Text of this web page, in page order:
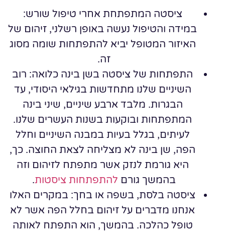
ציסטה המתפתחת אחרי טיפול שורש:
במידה והטיפול נעשה באופן רשלני, זיהום של
האיזור המטופל יביא להתפתחות שומה מסוג
זה.
התפתחות של ציסטה בשן בינה כלואה: רוב
השיניים שלנו מתחדשות בגילאי היסודי, עד
הבגרות. מלבד ארבע שיניים, שיני בינה
המתפתחות ובוקעות בשנות העשרים שלנו.
לעיתים, בגלל בעיות במבנה השיניים וחלל
הפה, שן בינה לא מצליחה לצאת החוצה. כך,
היא גורמת לנזק אשר מתפתח לזיהום וזה
בהמשך גורם להתפתחות ציסטות.
ציסטה בלסת, בשפה או בחך: במקרים האלו
אנחנו מדברים על זיהום בחלל הפה אשר לא
טופל כהלכה. בהמשך, הוא התפתח לאותה